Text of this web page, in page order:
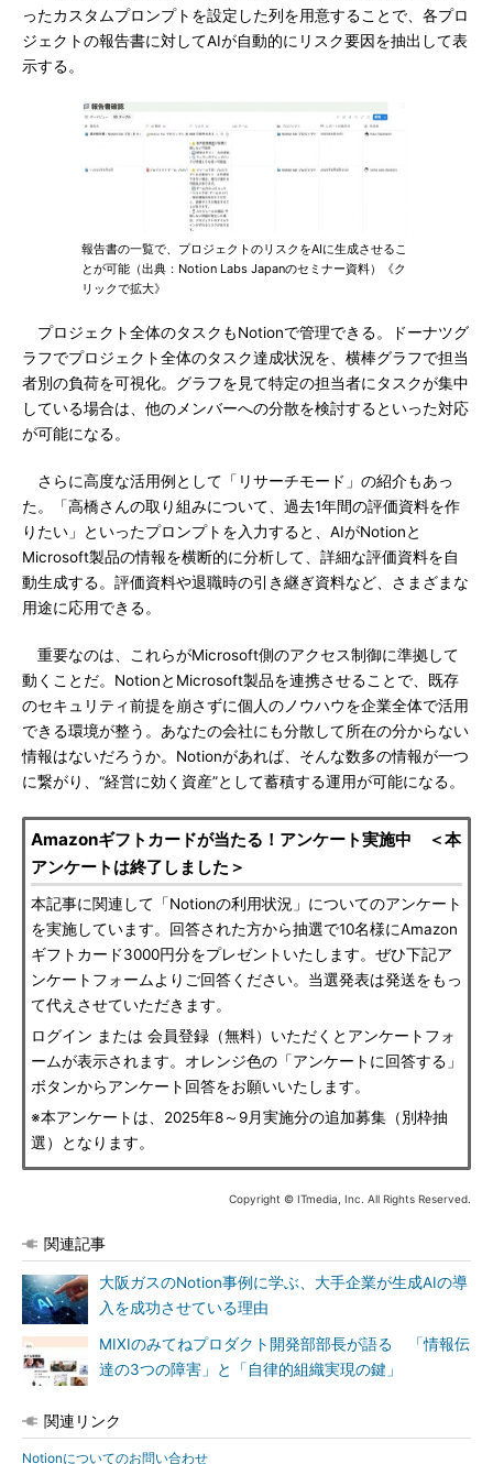
ったカスタムプロンプトを設定した列を用意することで、各プロ
ジェクトの報告書に対してAIが自動的にリスク要因を抽出して表
示する。
報告書の一覧で、プロジェクトのリスクをAIに生成させるこ
とが可能（出典：Notion Labs Japanのセミナー資料）《ク
リックで拡大》
プロジェクト全体のタスクもNotionで管理できる。ドーナツグ
ラフでプロジェクト全体のタスク達成状況を、横棒グラフで担当
者別の負荷を可視化。グラフを見て特定の担当者にタスクが集中
している場合は、他のメンバーへの分散を検討するといった対応
が可能になる。
さらに高度な活用例として「リサーチモード」の紹介もあっ
た。「高橋さんの取り組みについて、過去1年間の評価資料を作
りたい」といったプロンプトを入力すると、AIがNotionと
Microsoft製品の情報を横断的に分析して、詳細な評価資料を自
動生成する。評価資料や退職時の引き継ぎ資料など、さまざまな
用途に応用できる。
重要なのは、これらがMicrosoft側のアクセス制御に準拠して
動くことだ。NotionとMicrosoft製品を連携させることで、既存
のセキュリティ前提を崩さずに個人のノウハウを企業全体で活用
できる環境が整う。あなたの会社にも分散して所在の分からない
情報はないだろうか。Notionがあれば、そんな数多の情報が一つ
に繋がり、“経営に効く資産”として蓄積する運用が可能になる。
Amazonギフトカードが当たる！アンケート実施中 ＜本
アンケートは終了しました＞
本記事に関連して「Notionの利用状況」についてのアンケート
を実施しています。回答された方から抽選で10名様にAmazon
ギフトカード3000円分をプレゼントいたします。ぜひ下記ア
ンケートフォームよりご回答ください。当選発表は発送をもっ
て代えさせていただきます。
ログイン または 会員登録（無料）いただくとアンケートフォ
ームが表示されます。オレンジ色の「アンケートに回答する」
ボタンからアンケート回答をお願いいたします。
※本アンケートは、2025年8～9月実施分の追加募集（別枠抽
選）となります。
Copyright © ITmedia, Inc. All Rights Reserved.
関連記事
大阪ガスのNotion事例に学ぶ、大手企業が生成AIの導
入を成功させている理由
MIXIのみてねプロダクト開発部部長が語る 「情報伝
達の3つの障害」と「自律的組織実現の鍵」
関連リンク
Notionについてのお問い合わせ